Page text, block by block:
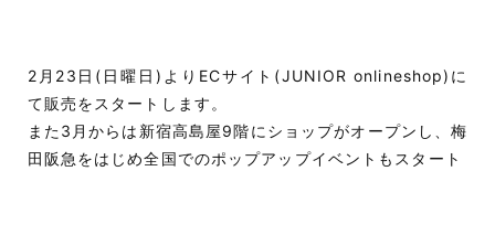
2月23日(日曜日)よりECサイト(JUNIOR onlineshop)に
て販売をスタートします。
また3月からは新宿高島屋9階にショップがオープンし、梅
田阪急をはじめ全国でのポップアップイベントもスタート